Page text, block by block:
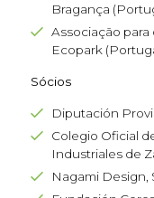
Bragança
Associação
Ecopark
Sócios
Diputación
Colegio Oficial
Industriales de
Nagami Design,